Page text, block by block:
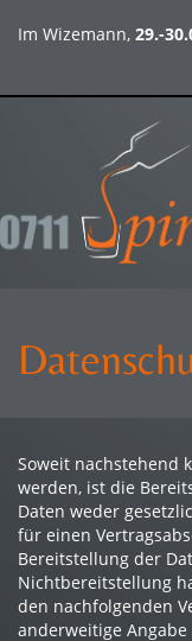
Im Wizemann, 29.-
Soweit nachstehend
werden, ist die
Daten weder
für einen
Bereitstellung der
Nichtbereitstellung
den nachfolgenden
anderweitige Angabe